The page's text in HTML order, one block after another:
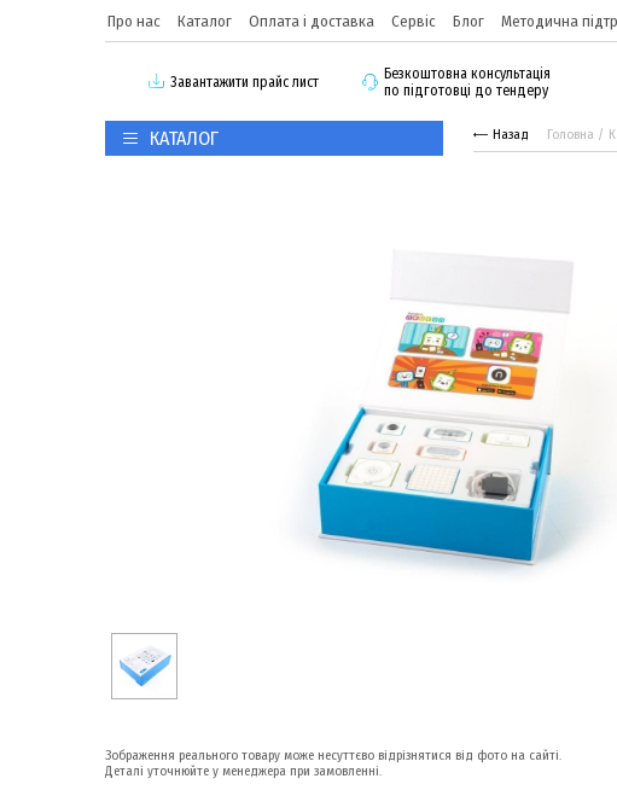
Про нас Каталог Оплата і доставка Сервіс Блог Методична
3авантажити прайс лист
Безкоштовна консультація
по підготовці до тендеру
КАТАЛОГ Назад Головна
Зображення реального товару може несуттєво відрізнятися від фото на сайті.
Деталі уточнюйте у менеджера при замовленні.